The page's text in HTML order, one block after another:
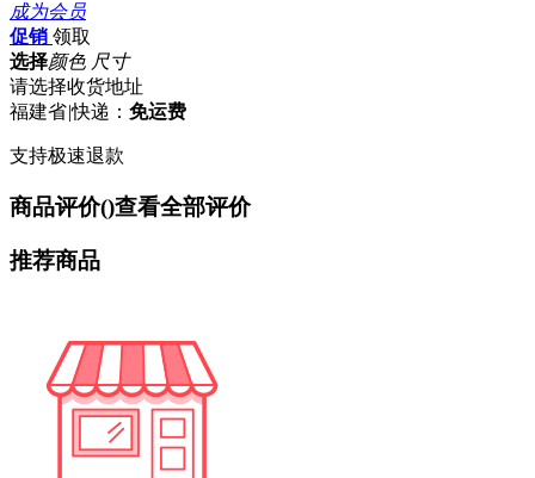
成为会员
促销 领取
选择颜色 尺寸
请选择收货地址
福建省|快递： 免运费
支持极速退款
商品评价()查看全部评价
推荐商品